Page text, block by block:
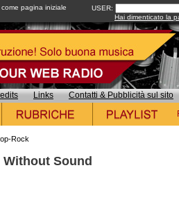
pagina iniziale USER:
Hai dimenticato la
Links Contatti & Pubblicità sul sito
Rock
Sound